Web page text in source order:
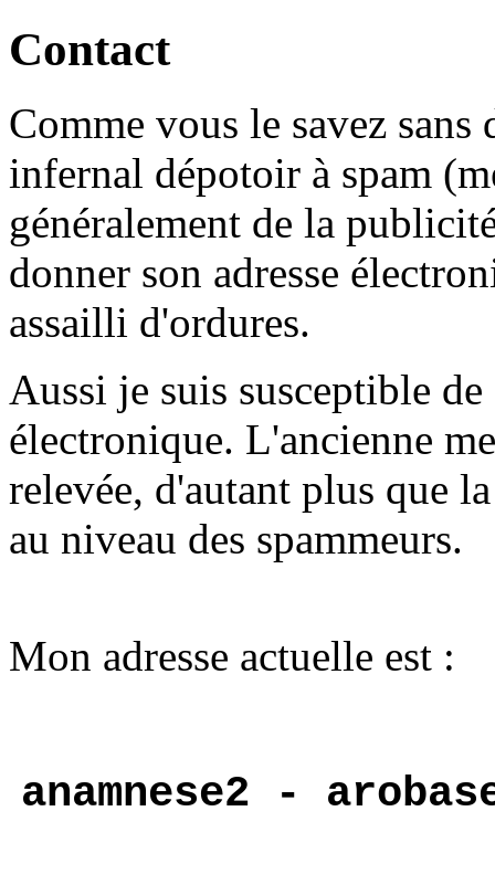
Contact
Comme vous le savez
infernal dépotoir à spam
généralement de la
donner son adresse
assailli d'ordures.
Aussi je suis susceptible
électronique. L'ancienne
relevée, d'autant plus que
au niveau des spammeurs.
Mon adresse actuelle est :
anamnese2 -